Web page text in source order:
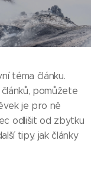
téma článku.
pomůžete
je pro ně
odlišit od zbytku
tipy, jak články